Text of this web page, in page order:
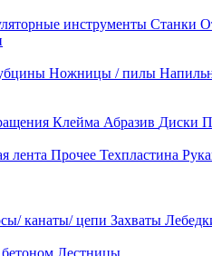
инструменты Станки
Ножницы / пилы
Клейма Абразив Диски
лента Прочее Техпластина
канаты/ цепи Захваты
бетоном Лестницы